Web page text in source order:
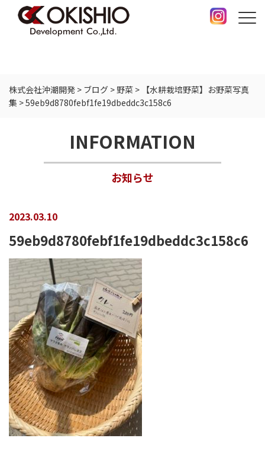
株式会社沖潮開発 > ブログ >野菜 > 【水耕栽培野菜】お野菜写真
集 >59eb9d8780febf1fe19dbeddc3c158c6
INFORMATION
お知らせ
2023.03.10
59eb9d8780febf1fe19dbeddc3c158c6